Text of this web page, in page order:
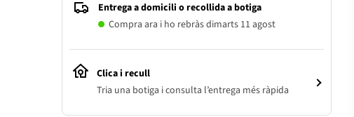
Entrega a domicili o recollida a botiga
Compra ara i ho rebràs dimarts 11 agost
Clica i recull
Tria una botiga i consulta l’entrega més ràpida